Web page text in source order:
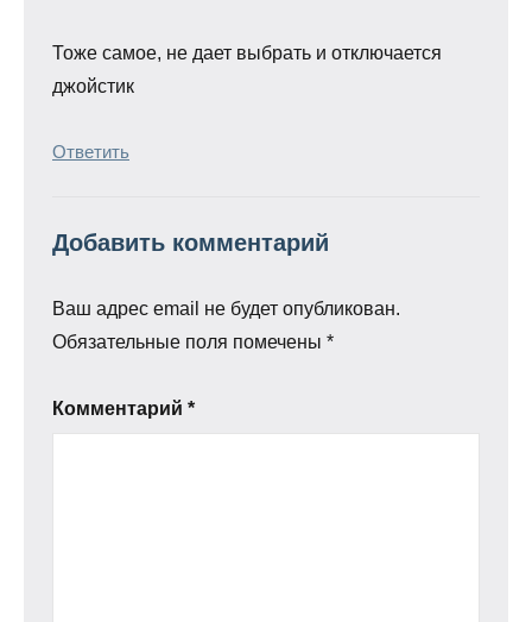
Тоже самое, не дает выбрать и отключается
джойстик
Ответить
Добавить комментарий
Ваш адрес email не будет опубликован.
Обязательные поля помечены *
Комментарий *